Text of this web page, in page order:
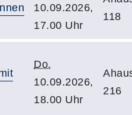
10.09.2026,
17.00 Uhr
118
Do.
10.09.2026,
18.00 Uhr
216